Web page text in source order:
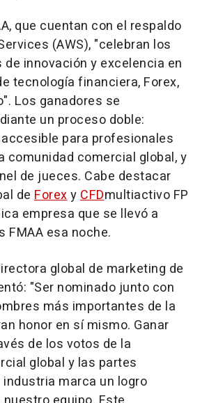
que cuentan con el respaldo
(AWS), "celebran los
innovación y excelencia en
tecnología financiera, Forex,
Los ganadores se
un proceso doble:
para profesionales
comunidad comercial global, y
de jueces. Cabe destacar
de ForexyCFDmultiactivo FP
empresa que se llevó a
FMAA esa noche.
global de marketing de
"Ser nominado junto con
más importantes de la
honor en sí mismo. Ganar
de los votos de la
global y las partes
marca un logro